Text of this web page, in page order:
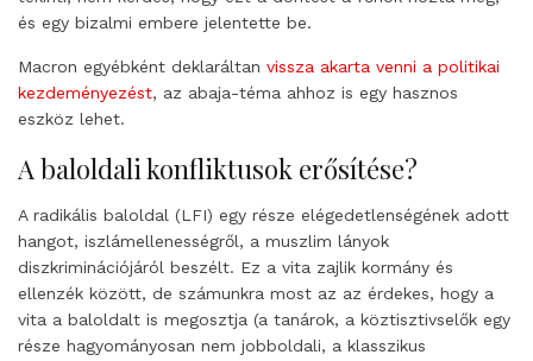
és egy bizalmi embere jelentette be.
Macron egyébként deklaráltan vissza akarta venni a politikai
kezdeményezést, az abaja-téma ahhoz is egy hasznos
eszköz lehet.
A baloldali konfliktusok erősítése?
A radikális baloldal (LFI) egy része elégedetlenségének adott
hangot, iszlámellenességről, a muszlim lányok
diszkriminációjáról beszélt. Ez a vita zajlik kormány és
ellenzék között, de számunkra most az az érdekes, hogy a
vita a baloldalt is megosztja (a tanárok, a köztisztivselők egy
része hagyományosan nem jobboldali, a klasszikus